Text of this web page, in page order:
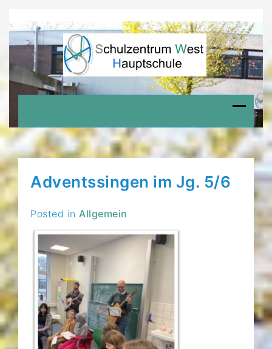
content
HAUPTSCHULE
Schulzentrum West Delmenhorst
Adventssingen im Jg. 5/6
Posted in Allgemein